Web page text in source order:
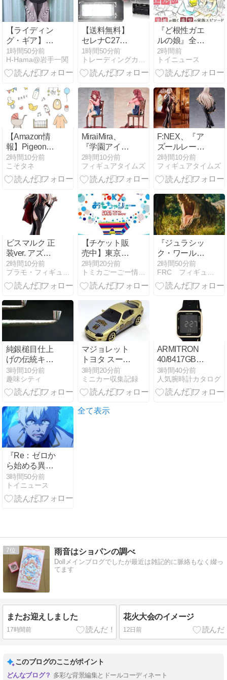
化！2027年6
月発売予定
ュア付(8/8発
売)
【ライディン
グ・ギア】：
SPOON バイ
ク用レーシン
グツナギ
1時間50分前
H-Hama@岩手一関
【送料無料】
セレナC27・
エクストレイ
ルT33のリア
を純白LEDで
【劇的バック
ビュ】
1時間50分前
トレーディングカードサプライ卸 ミニツーストア mini2x
『ど根性ガエ
ルの娘』全巻
「70％オフ」
セール！全7
巻「5,313円」
円」！『ど根
性ガエル』作
者の娘が描く
「エグすぎる
家庭崩壊の実
話」ネットを
騒然とさせた
問題作
2時間前
トイニュース
【Amazon情
報】Pigeonの
B型ベビーカ
ー ビングルが
47%オフ！エ
抱っこ紐が
22%オフ＋
14%ポイント
バックでお
得！！
2時間10分前
こそタネ
MiraiMira、
『学園アイド
ルマスター』
の『花海咲
季』が雨上が
特訓前Ver.で
フィギュア
化！2027年4
月発売予定
2時間10分前
フィギュアタイムズ
F:NEX、『ア
ズールレー
ン』の『ビス
マルク』が正
装ver.でフィギ
年3発売予定
2時間10分前
フィギュアタイムズ
ビスマルク 正
装ver. アズー
ルレーン
2時間10分前
プラモ・フィギュア情報
【チケット販
売中】東京お
もちゃショー
2026(会
期:8/29・8/30)
2時間20分前
トミカごーごー情報館
『ジュラシッ
ク・ワール
ド』新作、ギ
ャレス・エド
ワーズ監督は
2時間50分前
FRC フィギュアレビューセンター
純銀槌目仕上
げの伝統キセ
ルの注目すべ
き特徴とは？
3時間10分前
趣味シティ
マジョレット
トヨタ スープ
ラ JZA80
3時間20分前
ミニカー収集記録
ARMITRON
40/8417GBK
海外限定メン
ズ腕時計の魅
力
3時間40分前
人気腕時計カタログ
『Re：ゼロか
ら始める異世
界生活』60話
感想 氷上のバ
トル！レグル
3時間50分前
トイニュース
全て表示
7 雨音はショパンの調べ
Dollメインブログでしたが最近は雑記的に脈絡もなく綴っ
てます
またお迎えしました
17時間前
花火大会のイメージ
12日前
このブログのここがポイント
多彩な背景編集とドールコーディネート